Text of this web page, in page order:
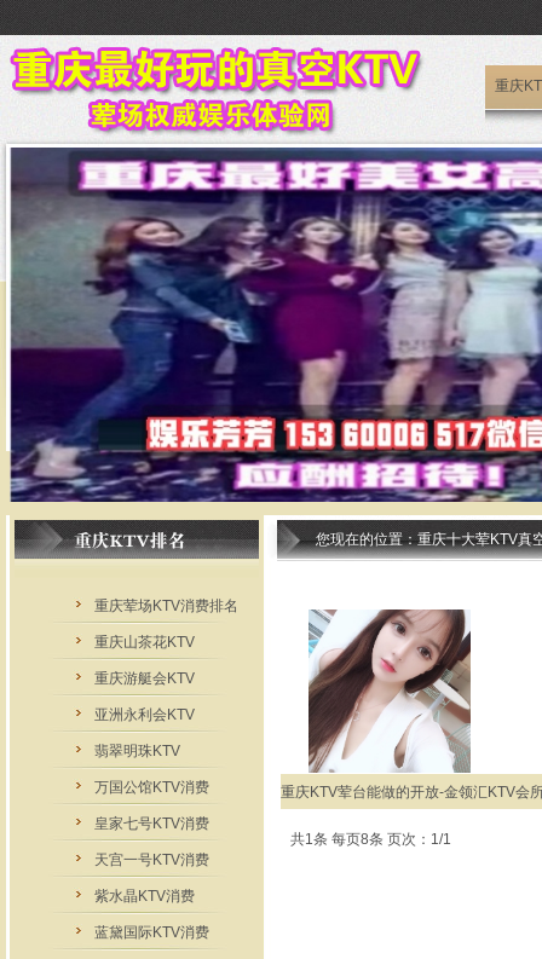
重庆
重庆好
重庆荤场KTV消费排名
重庆山茶花KTV
重庆游艇会KTV
亚洲永利会KTV
翡翠明珠KTV
万国公馆KTV消费
皇家七号KTV消费
天宫一号KTV消费
紫水晶KTV消费
蓝黛国际KTV消费
重庆KTV荤台能做的开放-金领汇KTV会
共1条 每页8条 页次：1/1
您现在的位置：重庆十大荤KTV真